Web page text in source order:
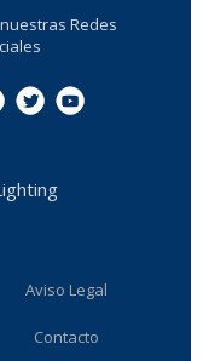
Redes
Aviso Legal
Contacto